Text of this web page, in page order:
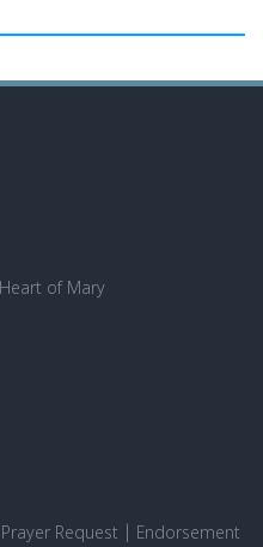
of Mary
Prayer Request
Endorsement